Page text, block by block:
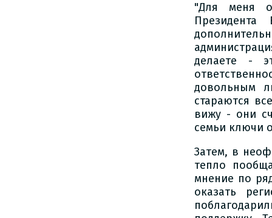
"Для меня
делаете -
довольным
стараются
вижу - они
семьи ключи
Затем, в
тепло
мнение по
оказать